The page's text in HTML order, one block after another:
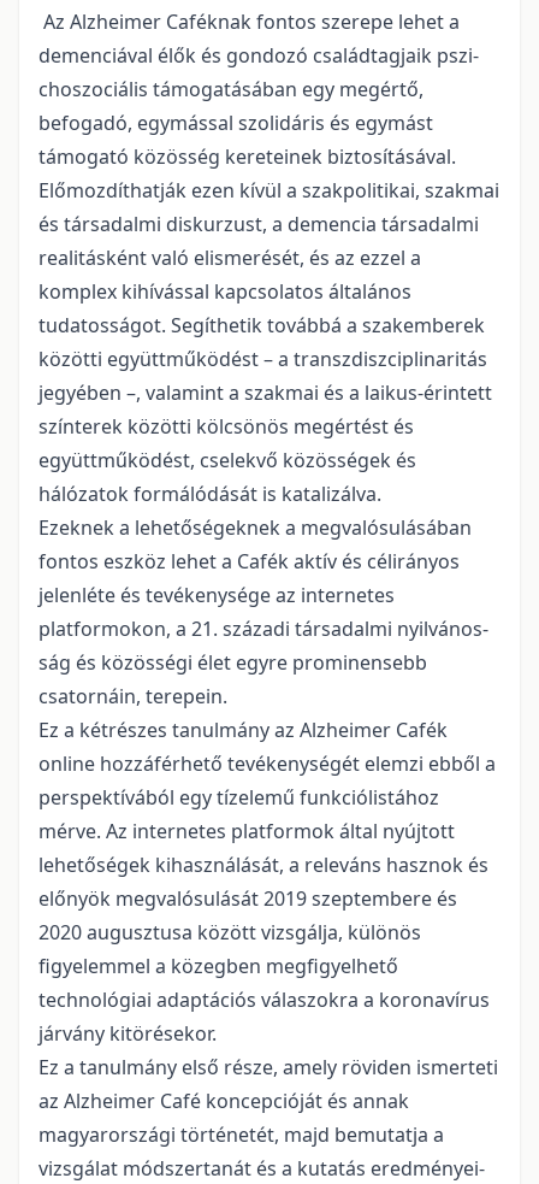
Az Alzheimer Caféknak fontos szerepe lehet a
demenciával élők és gondozó családtagjaik pszi­
choszociális támogatásában egy megértő,
befogadó, egymással szolidáris és egymást
támogató közösség kereteinek biztosításával.
Előmozdíthatják ezen kívül a szakpolitikai, szakmai
és társadalmi diskurzust, a demencia társadalmi
realitásként való elismerését, és az ezzel a
komplex kihívással kapcsolatos általános
tudatosságot. Segíthetik továbbá a szakemberek
közötti együttműködést – a transzdiszciplinaritás
jegyében –, valamint a szakmai és a lai­kus-érintett
színterek közötti kölcsönös megértést és
együttműködést, cselekvő közösségek és
hálózatok formálódását is katalizálva.
Ezeknek a lehetőségeknek a megvalósulásában
fontos eszköz lehet a Cafék aktív és célirá­nyos
jelenléte és tevékenysége az internetes
platformokon, a 21. századi társadalmi nyilvános­
ság és közösségi élet egyre prominensebb
csatornáin, terepein.
Ez a kétrészes tanulmány az Alzheimer Cafék
online hozzáférhető tevékenységét elemzi eb­ből a
perspektívából egy tízelemű funkciólistához
mérve. Az internetes platformok által nyújtott
lehetőségek kihasználását, a releváns hasznok és
előnyök megvalósulását 2019 szeptembere és
2020 augusztusa között vizsgálja, különös
figyelemmel a közegben megfigyelhető
technológiai adaptációs válaszokra a koronavírus
járvány kitörésekor.
Ez a tanulmány első része, amely röviden ismerteti
az Alzheimer Café koncepcióját és annak
magyarországi történetét, majd bemutatja a
vizsgálat módszertanát és a kutatás eredményei­